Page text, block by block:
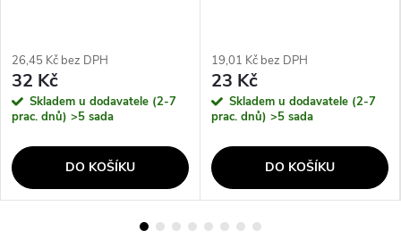
26,45 Kč bez DPH
32 Kč
Skladem u dodavatele (2-7
prac. dnů) >5 sada
DO KOŠÍKU
19,01 Kč bez DPH
23 Kč
Skladem u dodavatele (2-7
prac. dnů) >5 sada
DO KOŠÍKU